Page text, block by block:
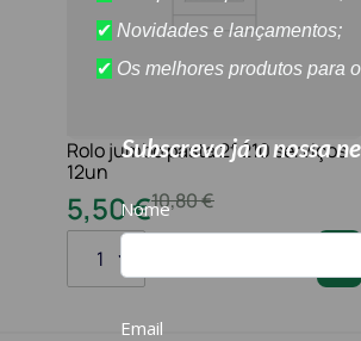
Rolo jumbo pasta 2f 210 serviços
12un
10,80€
5,50€
1